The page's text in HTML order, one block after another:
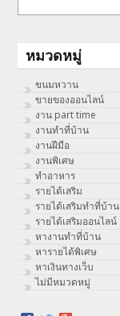
หมวดหมู่
ขนมหวาน
ขายของออนไลน์
งาน part time
งานทําที่บ้าน
งานฝีมือ
งานพิเศษ
ทําอาหาร
รายได้เสริม
รายได้เสริมทำที่บ้าน
รายได้เสริมออนไลน์
หางานทำที่บ้าน
หารายได้พิเศษ
หาเงินทางเว็บ
ไม่มีหมวดหมู่